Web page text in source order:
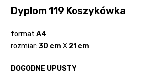
Dyplom 119 Koszykówka
formatA4
rozmiar:30 cm X 21 cm
DOGODNE UPUSTY